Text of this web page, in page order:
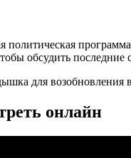
обсудить
для возобновления
онлайн